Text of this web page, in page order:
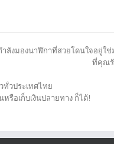
ลังมองนาฬิกาที่สวยโดนใจอยู่ใช่
ที่คุณรั
ทั่วประเทศไทย
หรือเก็บเงินปลายทาง ก็ได้!